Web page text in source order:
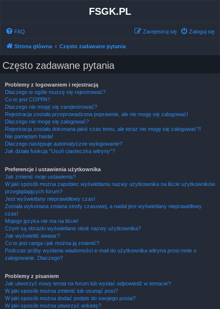
FSGK.PL
FAQ Zaloguj się
Zarejestruj się
Strona główna Często zadawane pytania
Często zadawane pytania
Problemy z logowaniem i rejestracją
Dlaczego w ogóle muszę się rejestrować?
Co to jest COPPA?
Dlaczego nie mogę się zarejestrować?
Rejestracja została przeprowadzona poprawnie, ale nie mogę się zalogować!
Dlaczego nie mogę się zalogować?
Rejestracja została dokonana jakiś czas temu, ale teraz nie mogę się zalogować?!
Nie pamiętam hasła!
Dlaczego następuje automatyczne wylogowanie?
Jak działa funkcja “Usuń ciasteczka witryny”?
Preferencje i ustawienia użytkownika
Jak zmienić moje ustawienia?
W jaki sposób można zapobiec wyświetlaniu nazwy użytkownika na liście użytkowników
przeglądających forum?
Jest wyświetlany nieprawidłowy czas!
Została wykonana zmiana strefy czasowej, a nadal jest wyświetlany nieprawidłowy
czas!
Mojego języka nie ma na liście!
Czym są obrazki wyświetlane obok nazwy użytkownika?
Jak wyświetlić awatar?
Co to jest ranga i jak można ją zmienić?
Podczas próby wysłania wiadomości e-mail do użytkownika witryna prosi mnie o
zalogowanie. Dlaczego?
Problemy z pisaniem
Jak utworzyć nowy temat na forum lub wysłać odpowiedź w temacie?
W jaki sposób można zmienić lub usunąć post?
W jaki sposób można dodać podpis do swojego posta?
W jaki sposób można utworzyć ankietę?